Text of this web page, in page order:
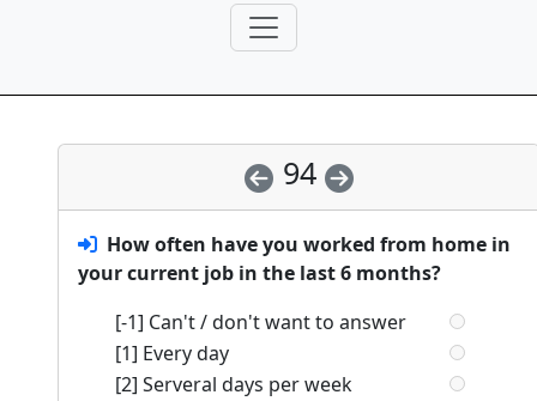
94
How often have you worked from home in
your current job in the last 6 months?
[-1] Can't / don't want to answer
[1] Every day
[2] Serveral days per week